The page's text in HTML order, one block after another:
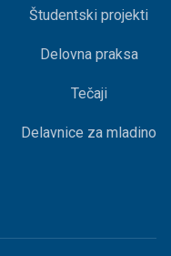
Študentski projekti
Delovna praksa
Tečaji
Delavnice za mladino